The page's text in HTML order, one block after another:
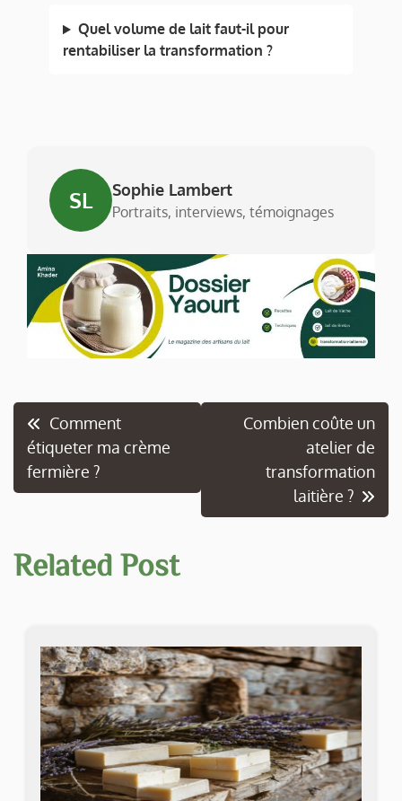
Quel volume de lait faut-il pour
rentabiliser la transformation ?
SL Sophie Lambert
Portraits, interviews, témoignages
Navigation
de
l’article
Comment
étiqueter ma crème
fermière ?
Combien coûte un
atelier de
transformation
laitière ?
Related Post